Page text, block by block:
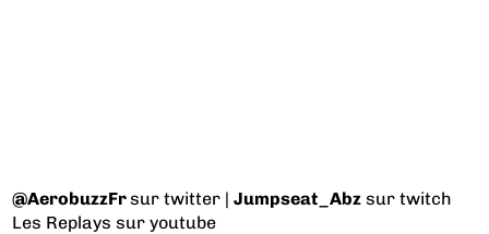
@AerobuzzFrsur twitter |Jumpseat_Abz sur twitch
Les Replays sur youtube